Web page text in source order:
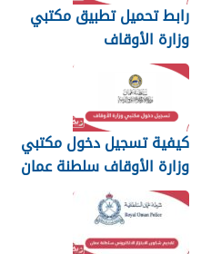
رابط تحميل تطبيق مكتبي
وزارة الأوقاف
كيفية تسجيل دخول مكتبي
وزارة الأوقاف سلطنة عمان